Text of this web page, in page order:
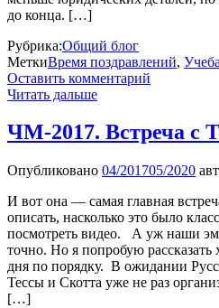
до конца. […]
Рубрика:Общий блог
МеткиВремя поздравлений, Учеба
Оставить комментарий
Читать дальше
ЧМ-2017. Встреча с
Опубликовано 04/201705/2020
И вот она — самая главная
описать, насколько это было
посмотреть видео. А уж наши
точно. Но я попробую рассказать
дня по порядку. В ожидании
Тессы и Скотта уже не раз
[…]